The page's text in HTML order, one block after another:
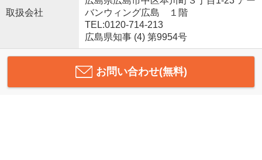
取扱会社
バンウィング広島 １階
TEL:0120-714-213
広島県知事 (4) 第9954号
お問い合わせ(無料)